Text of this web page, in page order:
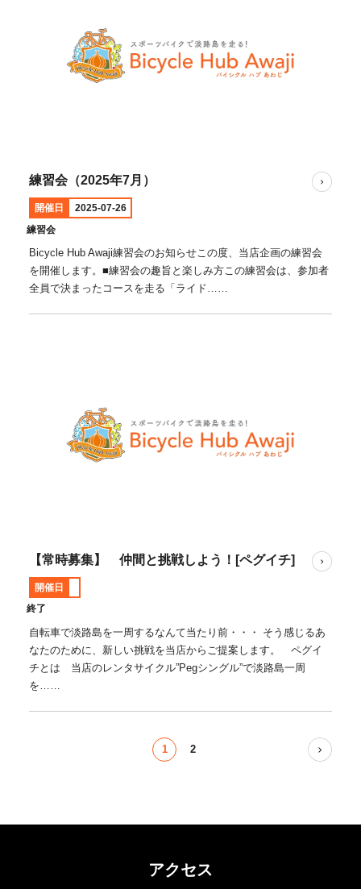
練習会（2025年7月）
開催日
2025-07-26
練習会
Bicycle Hub Awaji練習会のお知らせこの度、当店企画の練習会
を開催します。■練習会の趣旨と楽しみ方この練習会は、参加者
全員で決まったコースを走る「ライド……
【常時募集】 仲間と挑戦しよう！[ペグイチ]
開催日
終了
自転車で淡路島を一周するなんて当たり前・・・ そう感じるあ
なたのために、新しい挑戦を当店からご提案します。 ペグイ
チとは 当店のレンタサイクル”Pegシングル”で淡路島一周
を……
1 2
アクセス